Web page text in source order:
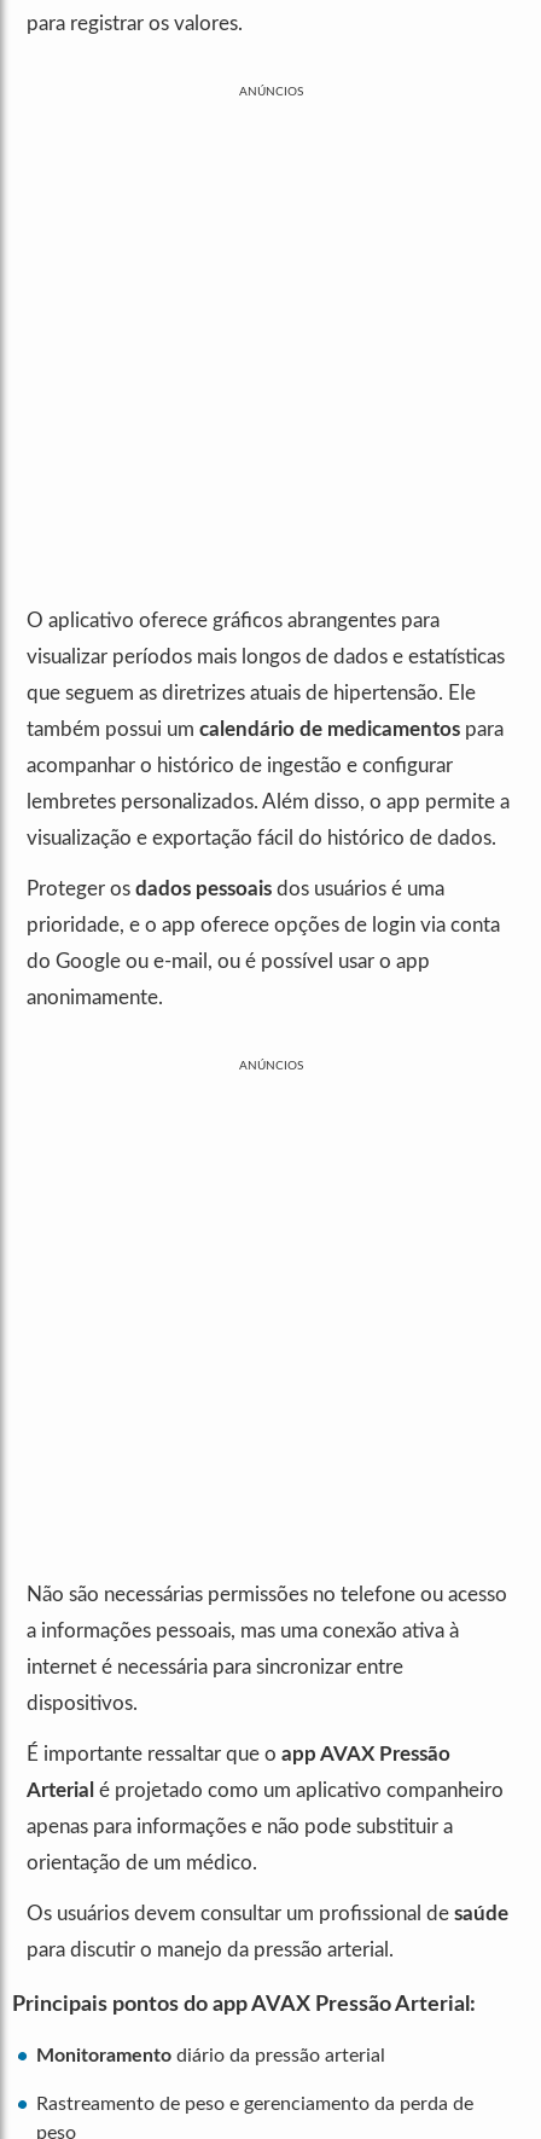
para registrar os valores.
ANÚNCIOS
O aplicativo oferece gráficos abrangentes para
visualizar períodos mais longos de dados e estatísticas
que seguem as diretrizes atuais de hipertensão. Ele
também possui um calendário de medicamentos para
acompanhar o histórico de ingestão e configurar
lembretes personalizados. Além disso, o app permite a
visualização e exportação fácil do histórico de dados.
Proteger os dados pessoais dos usuários é uma
prioridade, e o app oferece opções de login via conta
do Google ou e-mail, ou é possível usar o app
anonimamente.
ANÚNCIOS
Não são necessárias permissões no telefone ou acesso
a informações pessoais, mas uma conexão ativa à
internet é necessária para sincronizar entre
dispositivos.
É importante ressaltar que o app AVAX Pressão
Arterial é projetado como um aplicativo companheiro
apenas para informações e não pode substituir a
orientação de um médico.
Os usuários devem consultar um profissional de saúde
para discutir o manejo da pressão arterial.
Principais pontos do app AVAX Pressão Arterial:
Monitoramento diário da pressão arterial
Rastreamento de peso e gerenciamento da perda de
peso